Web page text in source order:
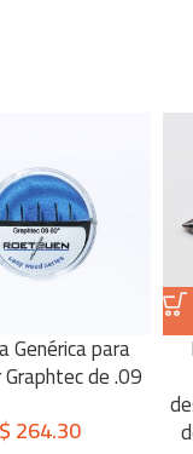
Genérica para
de .09
$264.30